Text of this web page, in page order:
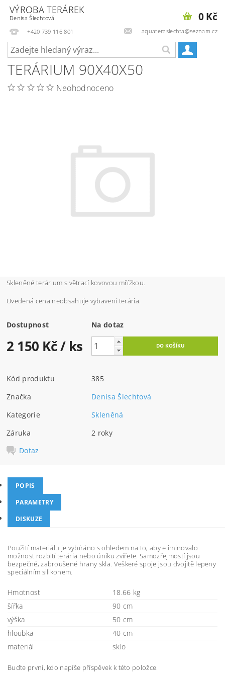
VÝROBA TERÁREK
Denisa Šlechtová
+420 739 116 801
aquateraslechta@seznam.cz
0 Kč
TERÁRIUM 90X40X50
Neohodnoceno
Skleněné terárium s větrací kovovou mřížkou.
Uvedená cena neobsahuje vybavení terária.
Dostupnost Na dotaz
2 150 Kč/ ks
Kód produktu
385
Značka
Denisa Šlechtová
Kategorie
Skleněná
Záruka
2 roky
Dotaz
POPIS
PARAMETRY
DISKUZE
Použití materiálu je vybíráno s ohledem na to, aby eliminovalo
možnost rozbití terária nebo úniku zvířete. Samozřejmostí jsou
bezpečné, zabroušené hrany skla. Veškeré spoje jsou dvojitě lepeny
speciálním silikonem.
Hmotnost
18.66 kg
šířka
90 cm
výška
50 cm
hloubka
40 cm
materiál
sklo
Buďte první, kdo napíše příspěvek k této položce.